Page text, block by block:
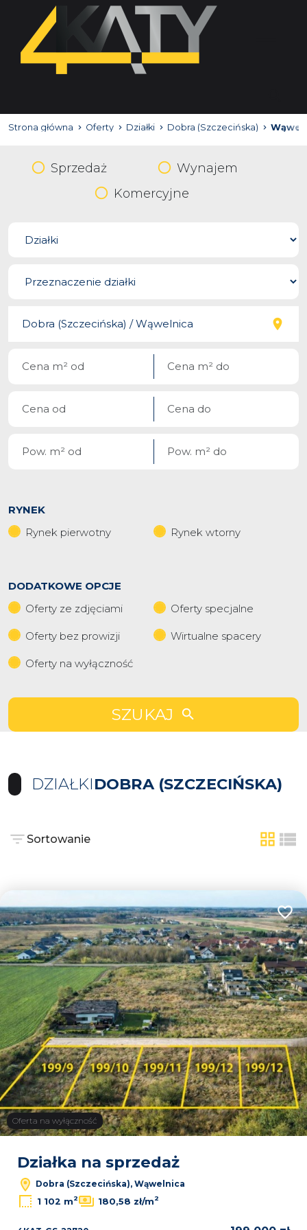
Strona główna Oferty Działki Dobra (Szczecińska)
Sprzedaż
Wynajem
Komercyjne
RYNEK
Rynek pierwotny
Rynek wtorny
DODATKOWE OPCJE
Oferty ze zdjęciami
Oferty specjalne
Oferty bez prowizji Wirtualne spacery
Oferty na wyłączność
SZUKAJ
DZIAŁKIDOBRA (SZCZECIŃSKA)
Sortowanie
tabela
Oferta na wyłączność
Działka na sprzedaż
Dobra (Szczecińska), Wąwelnica
1 102 m2 180,58 zł/m2